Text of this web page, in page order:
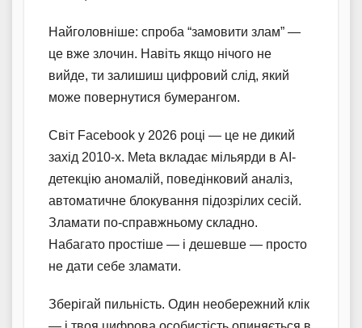
Найголовніше: спроба “замовити злам” —
це вже злочин. Навіть якщо нічого не
вийде, ти залишиш цифровий слід, який
може повернутися бумерангом.
Світ Facebook у 2026 році — це не дикий
захід 2010-х. Meta вкладає мільярди в AI-
детекцію аномалій, поведінковий аналіз,
автоматичне блокування підозрілих сесій.
Зламати по-справжньому складно.
Набагато простіше — і дешевше — просто
не дати себе зламати.
Зберігай пильність. Один необережний клік